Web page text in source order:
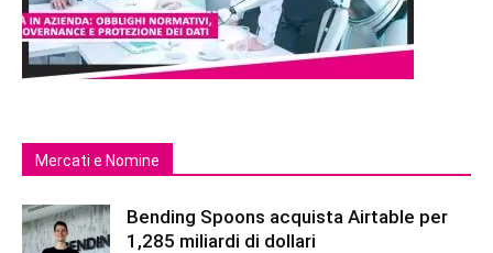
Mercati e Nomine
Bending Spoons acquista Airtable per
1,285 miliardi di dollari